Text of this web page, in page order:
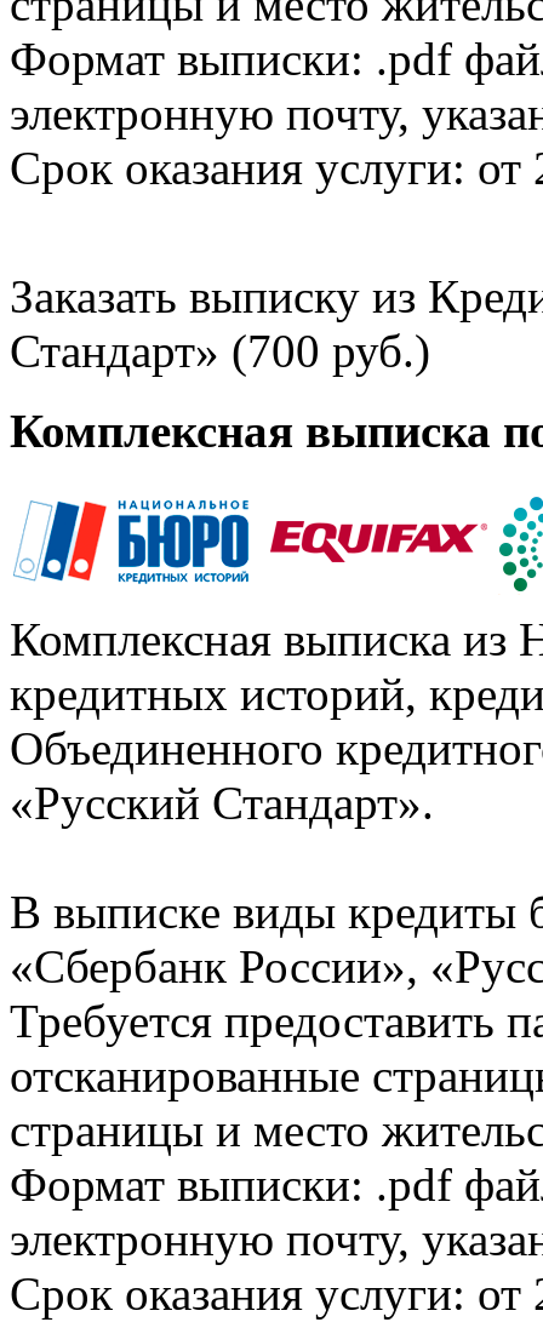
Формат выписки: .pdf
электронную почту,
Срок оказания услуги: от
Заказать выписку из
Стандарт» (700 руб.)
Комплексная выписка
Комплексная выписка из
кредитных историй,
Объединенного
«Русский Стандарт».
В выписке виды кредиты
«Сбербанк России»,
Требуется предоставить
отсканированные
страницы и место
Формат выписки: .pdf
электронную почту,
Срок оказания услуги: от